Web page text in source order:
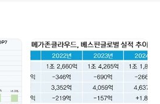
, 기존의 Open 플랫폼
정적인 검토를 하는 것
는 아직 없다. 과연, 시장
KAF 만을 이용해서
사가 지기는 힘들 것이